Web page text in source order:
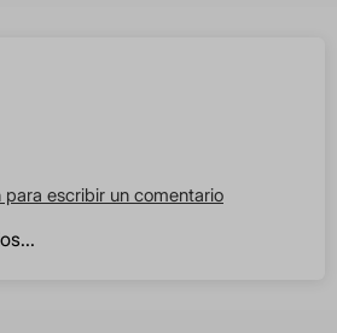
para escribir un comentario